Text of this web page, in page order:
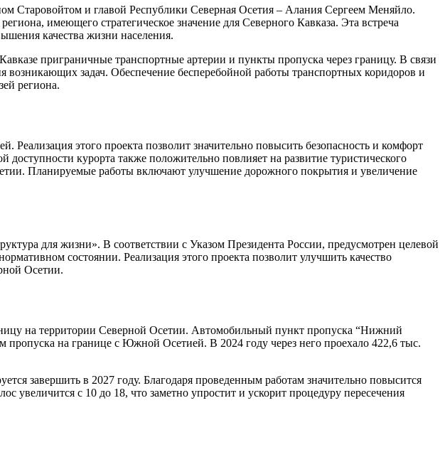
Старовойтом и главой Республики Северная Осетия – Алания Сергеем Меняйло.
имеющего стратегическое значение для Северного Кавказа. Эта встреча
качества жизни населения.
приграничные транспортные артерии и пункты пропуска через границу. В связи
возникающих задач. Обеспечение бесперебойной работы транспортных коридоров и
региона.
этого проекта позволит значительно повысить безопасность и комфорт
курорта также положительно повлияет на развитие туристического
Планируемые работы включают улучшение дорожного покрытия и увеличение
для жизни». В соответствии с Указом Президента России, предусмотрен целевой
состоянии. Реализация этого проекта позволит улучшить качество
Осетии.
на территории Северной Осетии. Автомобильный пункт пропуска “Нижний
пропуска на границе с Южной Осетией. В 2024 году через него проехало 422,6 тыс.
завершить в 2027 году. Благодаря проведенным работам значительно повысится
увеличится с 10 до 18, что заметно упростит и ускорит процедуру пересечения